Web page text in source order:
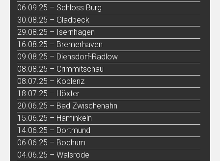
06.09.25 – Schloss Burg
30.08.25 – Gladbeck
29.08.25 – Isernhagen
16.08.25 – Bremerhaven
09.08.25 – Diensdorf-Radlow
08.08.25 – Crimmitschau
08.07.25 – Koblenz
18.07.25 – Höxter
20.06.25 – Bad Zwischenahn
15.06.25 – Haminkeln
14.06.25 – Dortmund
06.06.25 – Bochum
04.06.25 – Walsrode